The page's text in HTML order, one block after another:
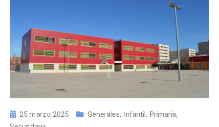
25 marzo 2025 Generales, Infantil, Primaria,